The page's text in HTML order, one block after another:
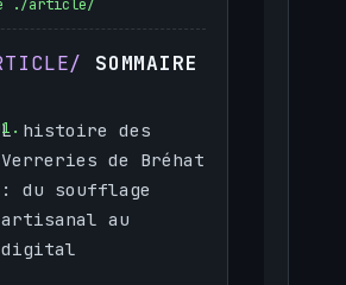
SOMMAIRE
L histoire des
Verreries de Bréhat
: du soufflage
artisanal au
digital